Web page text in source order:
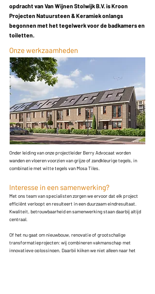
opdracht van Van Wijnen Stolwijk B.V. is Kroon
Projecten Natuursteen & Keramiek onlangs
begonnen met het tegelwerk voor de badkamers en
toiletten.
Onze werkzaamheden
Onder leiding van onze projectleider Berry Advocaat worden
wanden en vloeren voorzien van grijze of zandkleurige tegels, in
combinatie met witte tegels van Mosa Tiles.
Interesse in een samenwerking?
Met ons team van specialisten zorgen we ervoor dat elk project
efficiënt verloopt en resulteert in een duurzaam eindresultaat.
Kwaliteit, betrouwbaarheid en samenwerking staan daarbij altijd
centraal.
Of het nu gaat om nieuwbouw, renovatie of grootschalige
transformatieprojecten: wij combineren vakmanschap met
innovatieve oplossingen. Daarbij kijken we niet alleen naar het